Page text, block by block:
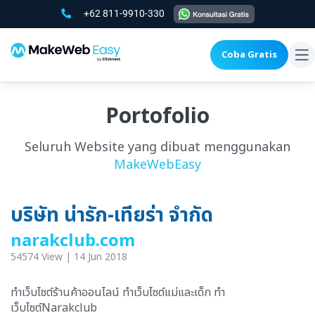
+62 811-9910-330
Coba Gratis
Portofolio
Seluruh Website yang dibuat menggunakan
MakeWebEasy
บริษัท น่ารัก-เทียร่า จำกัด
narakclub.com
54574 View | 14 Jun 2018
ทำเว็บไซต์ร้านค้าออนไลน์ ทำเว็บไซต์แม่และเด็ก ทำ
เว็บไซต์Narakclub